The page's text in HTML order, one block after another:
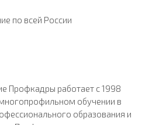
по всей России
Профкадры работает с 1998
обучении в
образования и